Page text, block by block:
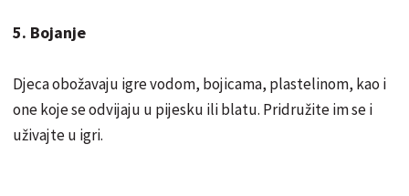
5. Bojanje
Djeca obožavaju igre vodom, bojicama, plastelinom, kao i
one koje se odvijaju u pijesku ili blatu. Pridružite im se i
uživajte u igri.